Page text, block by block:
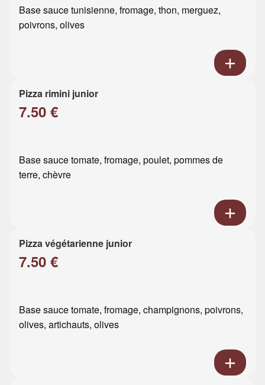
Base sauce tunisienne, fromage, thon, merguez,
poivrons, olives
Pizza rimini junior
7.50 €
Base sauce tomate, fromage, poulet, pommes de
terre, chèvre
Pizza végétarienne junior
7.50 €
Base sauce tomate, fromage, champignons, poivrons,
olives, artichauts, olives